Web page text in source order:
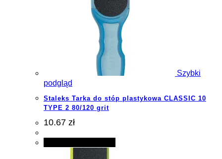
Szybki
podgląd
Staleks Tarka do stóp plastykowa CLASSIC 10
TYPE 2 80/120 grit
10.67 zł